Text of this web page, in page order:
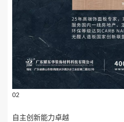
02
自主创新能力卓越